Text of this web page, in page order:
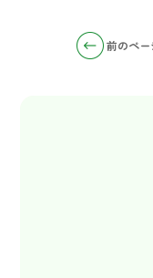
前のペー